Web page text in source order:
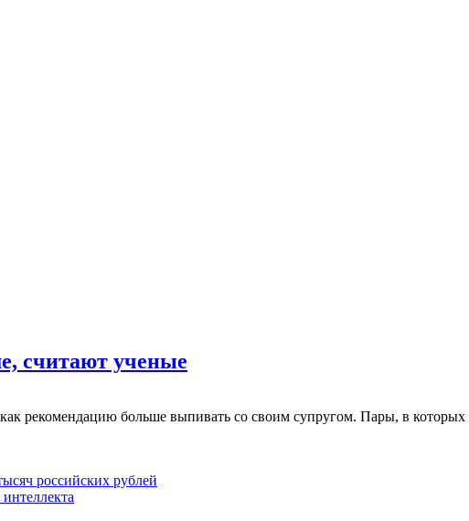
считают ученые
рекомендацию больше выпивать со своим супругом. Пары, в которых
российских рублей